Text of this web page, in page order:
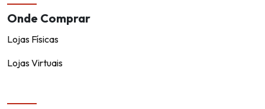
Onde Comprar
Lojas Físicas
Lojas Virtuais